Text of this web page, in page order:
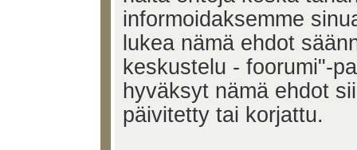
informoidaksemme
lukea nämä ehdot
keskustelu - foorumi"-
hyväksyt nämä ehdot
päivitetty tai korjattu.